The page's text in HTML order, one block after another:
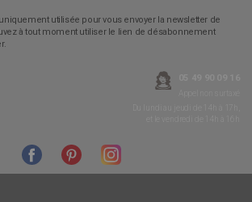
utilisée pour vous envoyer la newsletter de
à tout moment utiliser le lien de désabonnement